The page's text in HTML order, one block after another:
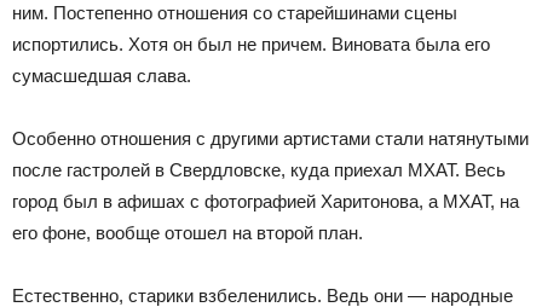
ним. Постепенно отношения со старейшинами сцены
испортились. Хотя он был не причем. Виновата была его
сумасшедшая слава.
Особенно отношения с другими артистами стали натянутыми
после гастролей в Свердловске, куда приехал МХАТ. Весь
город был в афишах с фотографией Харитонова, а МХАТ, на
его фоне, вообще отошел на второй план.
Естественно, старики взбеленились. Ведь они — народные